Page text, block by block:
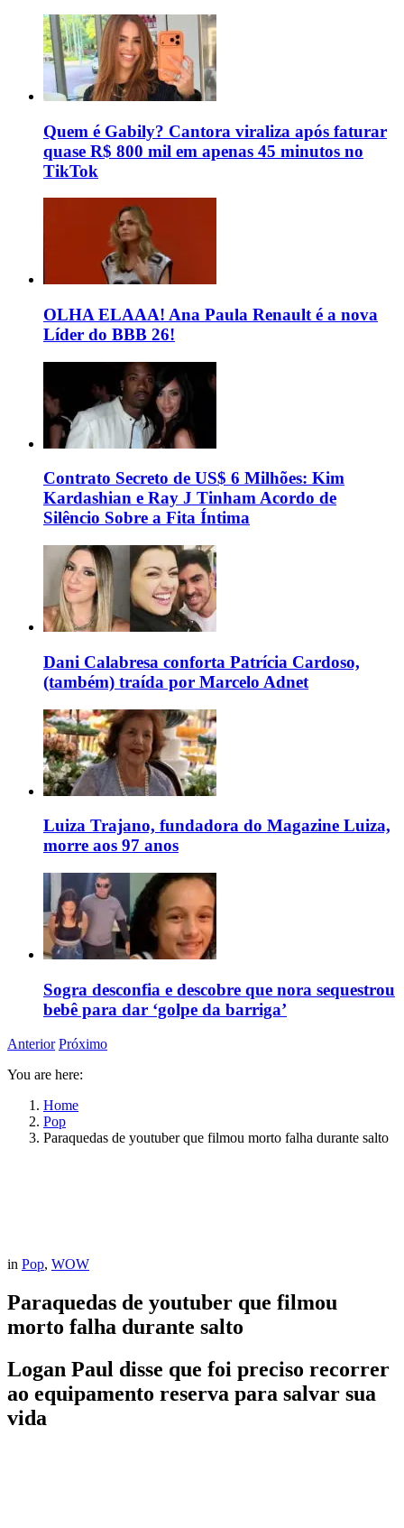
Quem é Gabily? Cantora viraliza após faturar
quase R$ 800 mil em apenas 45 minutos no
TikTok
OLHA ELAAA! Ana Paula Renault é a nova
Líder do BBB 26!
Contrato Secreto de US$ 6 Milhões: Kim
Kardashian e Ray J Tinham Acordo de
Silêncio Sobre a Fita Íntima
Dani Calabresa conforta Patrícia Cardoso,
(também) traída por Marcelo Adnet
Luiza Trajano, fundadora do Magazine Luiza,
morre aos 97 anos
Sogra desconfia e descobre que nora sequestrou
bebê para dar ‘golpe da barriga’
Anterior Próximo
You are here:
Home
Pop
Paraquedas de youtuber que filmou morto falha durante salto
in Pop, WOW
Paraquedas de youtuber que filmou
morto falha durante salto
Logan Paul disse que foi preciso recorrer
ao equipamento reserva para salvar sua
vida